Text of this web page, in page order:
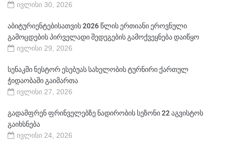
ივლისი 30, 2026
აბიტურიენტებისათვის 2026 წლის ერთიანი ეროვნული
გამოცდების პირველადი შედეგების გამოქვეყნება დაიწყო
ივლისი 29, 2026
სენაკში ნესტორ ესებუას სახელობის ტურნირი ქართულ
ჭიდაობაში გაიმართა
ივლისი 27, 2026
გადამფრენ ფრინველებზე ნადირობის სეზონი 22 აგვისტოს
გაიხსნება
ივლისი 24, 2026